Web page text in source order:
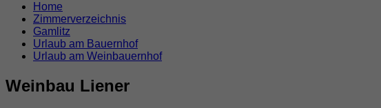
Home
Zimmerverzeichnis
Gamlitz
Urlaub am Bauernhof
Urlaub am Weinbauernhof
Weinbau Liener